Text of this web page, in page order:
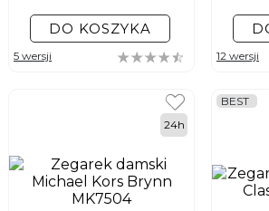
DO KOSZYKA
5 wersji 12 wersji
24h
BEST